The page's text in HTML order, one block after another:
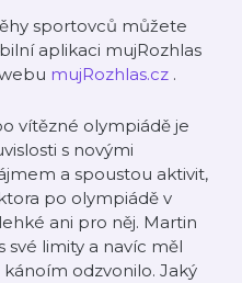
sportovců můžete
aplikaci mujRozhlas
mujRozhlas.cz .
vítězné olympiádě je
s novými
a spoustou aktivit,
po olympiádě v
ani pro něj. Martin
limity a navíc měl
odzvonilo. Jaký